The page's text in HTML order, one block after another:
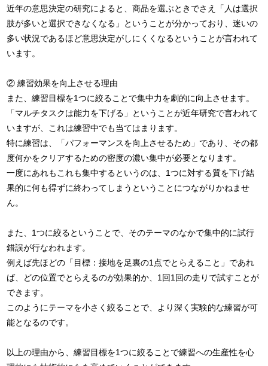
近年の意思決定の研究によると、商品を選ぶときでさえ「人は選択
肢が多いと選択できなくなる」ということが分かっており、迷いの
多い状況であるほど意思決定がしにくくなるということが言われて
います。
② 練習効果を向上させる理由
また、練習目標を1つに絞ることで集中力を劇的に向上させます。
「マルチタスクは能力を下げる」ということが近年研究で言われて
いますが、これは練習中でも当てはまります。
特に練習は、「パフォーマンスを向上させるため」であり、その都
度何かをクリアするための密度の濃い集中が必要となります。
一度にあれもこれも集中するというのは、1つに対する質を下げ結
果的に何も得ずに終わってしまうということにつながりかねませ
ん。
また、1つに絞るということで、そのテーマのなかで集中的に試行
錯誤が行なわれます。
例えば先ほどの「目標：接地を足裏の1点でとらえること」であれ
ば、どの位置でとらえるのが効果的か、1回1回の走りで試すことが
できます。
このようにテーマを小さく絞ることで、より深く実験的な練習が可
能となるのです。
以上の理由から、練習目標を1つに絞ることで練習への生産性を心